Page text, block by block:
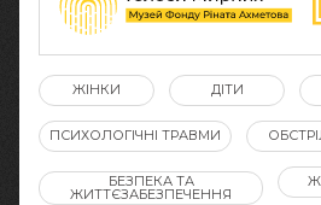
ЖІНКИ ДІТИ
ПСИХОЛОГІЧНІ ТРАВМИ
БЕЗПЕКА ТА
ЖИТТЄЗАБЕЗПЕЧЕННЯ